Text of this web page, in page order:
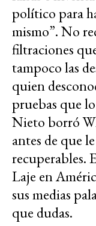
político para
mismo”. No
filtraciones
tampoco las
quien
pruebas que
Nieto borró
antes de que
recuperables.
Laje en
sus medias
que dudas.